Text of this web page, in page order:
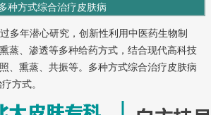
种方式综合治疗皮肤病
多年潜心研究，创新性利用中医药生物制
蒸、渗透等多种给药方式，结合现代高科技
、熏蒸、共振等。多种方式综合治疗皮肤病
方式。